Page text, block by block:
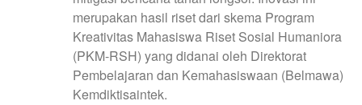
merupakan hasil riset dari skema Program
Kreativitas Mahasiswa Riset Sosial Humaniora
(PKM-RSH) yang didanai oleh Direktorat
Pembelajaran dan Kemahasiswaan (Belmawa)
Kemdiktisaintek.